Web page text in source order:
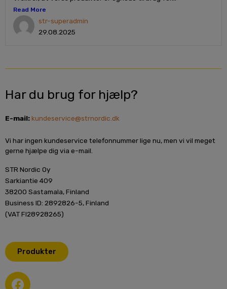
Read More
str-superadmin
29.08.2025
Har du brug for hjælp?
E-mail:kundeservice@strnordic.dk
Vi har ingen kundeservice telefonnummer lige nu, men vi vil meget
gerne hjælpe dig via e-mail.
STR Nordic Oy
Sarkiantie 409
38200 Sastamala, Finland
Business ID: 2892826-5, Finland
(VAT FI28928265)
Produkter
F